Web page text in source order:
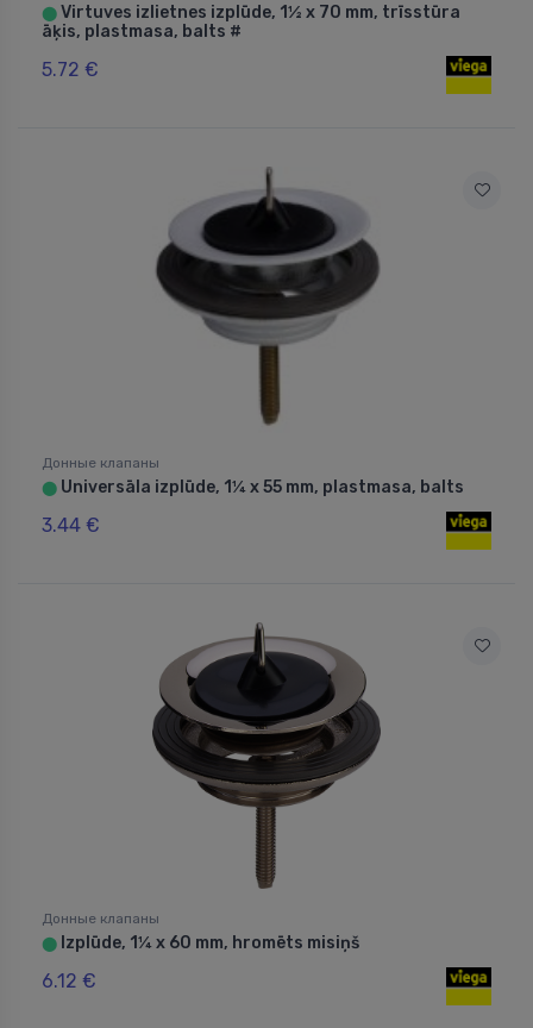
⬤ Virtuves izlietnes izplūde, 1½ x 70 mm, trīsstūra
āķis, plastmasa, balts #
5.72 €
Донные клапаны
⬤ Universāla izplūde, 1¼ x 55 mm, plastmasa, balts
3.44 €
Донные клапаны
⬤ Izplūde, 1¼ x 60 mm, hromēts misiņš
6.12 €